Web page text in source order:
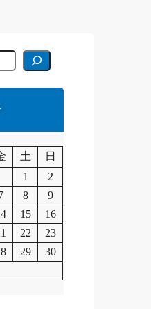
土
日
1
2
8
9
15
16
22
23
29 30